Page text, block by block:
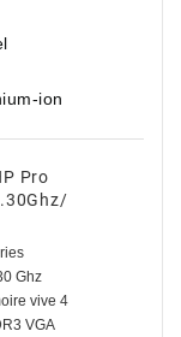
ion
Pro
TVA
Ghz
vive 4
VGA